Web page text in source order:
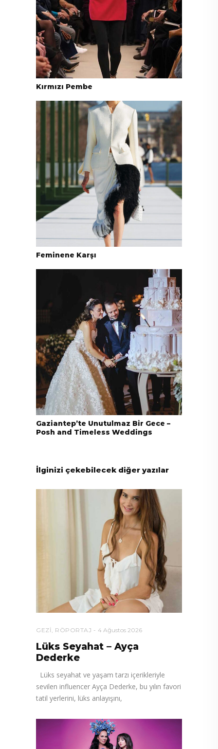
Kırmızı Pembe
Feminene Karşı
Gaziantep’te Unutulmaz Bir Gece –
Posh and Timeless Weddings
İlginizi çekebilecek diğer yazılar
GEZI , RÖPORTAJ 4 Ağustos 2026
Lüks Seyahat – Ayça
Dederke
Lüks seyahat ve yaşam tarzı içerikleriyle
sevilen influencer Ayça Dederke, bu yılın favori
tatil yerlerini, lüks anlayışını,